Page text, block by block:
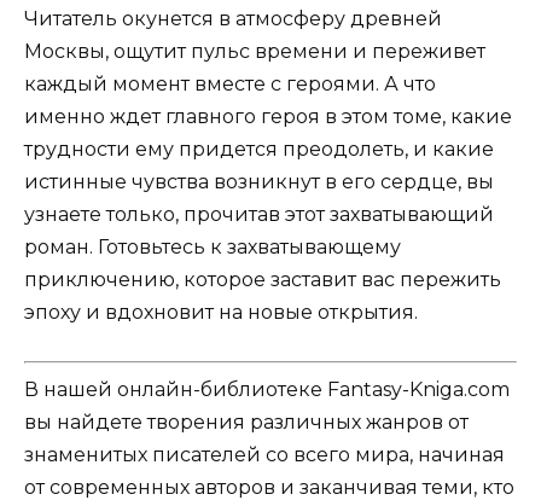
Читатель окунется в атмосферу древней
Москвы, ощутит пульс времени и переживет
каждый момент вместе с героями. А что
именно ждет главного героя в этом томе, какие
трудности ему придется преодолеть, и какие
истинные чувства возникнут в его сердце, вы
узнаете только, прочитав этот захватывающий
роман. Готовьтесь к захватывающему
приключению, которое заставит вас пережить
эпоху и вдохновит на новые открытия.
В нашей онлайн-библиотеке Fantasy-Kniga.com
вы найдете творения различных жанров от
знаменитых писателей со всего мира, начиная
от современных авторов и заканчивая теми, кто